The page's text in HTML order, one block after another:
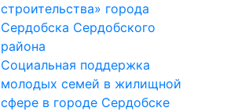
строительства» города
Сердобска Сердобского
района
Социальная поддержка
молодых семей в жилищной
сфере в городе Сердобске